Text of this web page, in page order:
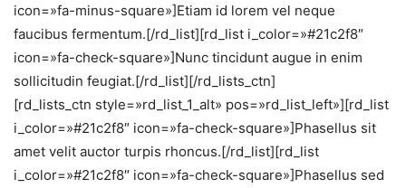
icon=»fa-minus-square»]Etiam id lorem vel neque
faucibus fermentum.[/rd_list][rd_list i_color=»#21c2f8″
icon=»fa-check-square»]Nunc tincidunt augue in enim
sollicitudin feugiat.[/rd_list][/rd_lists_ctn]
[rd_lists_ctn style=»rd_list_1_alt» pos=»rd_list_left»][rd_list
i_color=»#21c2f8″ icon=»fa-check-square»]Phasellus sit
amet velit auctor turpis rhoncus.[/rd_list][rd_list
i_color=»#21c2f8″ icon=»fa-check-square»]Phasellus sed